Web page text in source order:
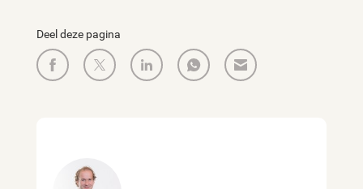
Deel deze pagina